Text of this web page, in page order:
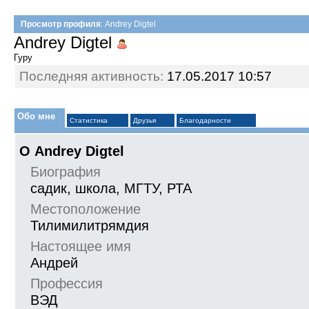
Просмотр профиля: Andrey Digtel
Andrey Digtel
Гуру
Последняя активность: 17.05.2017 10:57
Обо мне Статистика Друзья Благодарности
О Andrey Digtel
Биография
садик, школа, МГТУ, РТА
Местоположение
Тилимилитрямдия
Настоящее имя
Андрей
Профессия
ВЭД